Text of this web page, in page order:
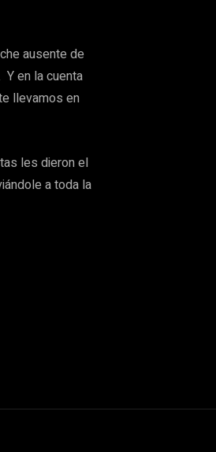
ausente de
Y en la cuenta
llevamos en
les dieron el
a toda la